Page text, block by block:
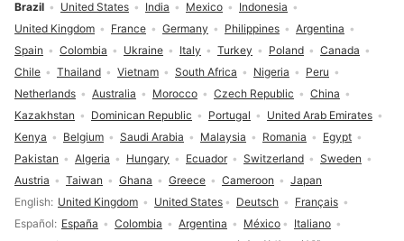
Language selection
English United Kingdom United States Deutsch
Français
Español
España Colombia Argentina México
Italiano
Brazil United States India Mexico
Indonesia
United Kingdom
France Germany Philippines
Argentina
Spain
Colombia Ukraine Italy Turkey Poland
Canada
Chile
Thailand Vietnam South Africa Nigeria
Peru
Netherlands
Australia Morocco Czech Republic
China
Kazakhstan
Dominican Republic Portugal
United Arab Emirates
Kenya
Belgium Saudi Arabia Malaysia Romania
Egypt
Pakistan
Algeria Hungary Ecuador Switzerland
Sweden
Austria
Taiwan Ghana Greece Cameroon Japan